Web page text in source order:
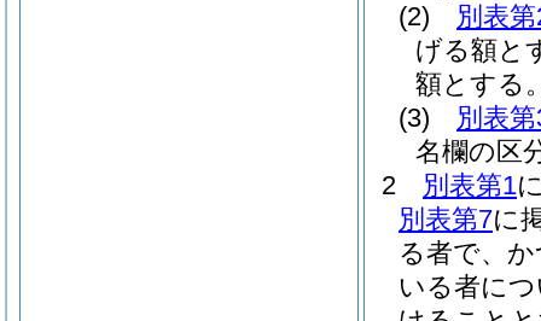
(2)
別表
げる額と
額とする
(3)
別表
名欄の区
2
別表第1
別表第7に
る者で、
いる者に